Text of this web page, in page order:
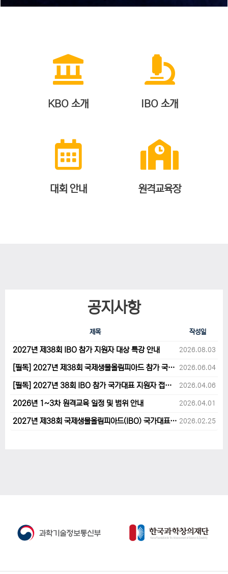
KBO 소개 IBO 소개
대회 안내 원격교육장
공지사항
제목 작성일
2027년 제38회 IBO 참가 지원자 대상 특강 안내 2026.08.03
[필독] 2027년 제38회 국제생물올림피아드 참가 국가대표 1차후보자 선발고사 범위 및 일정 안내 2026.06.04
[필독] 2027년 38회 IBO 참가 국가대표 지원자 접수 마감 및 원격교육 관련 공지사항 안내입니다. 2026.04.06
2026년 1~3차 원격교육 일정 및 범위 안내 2026.04.01
2027년 제38회 국제생물올림피아드(IBO) 국가대표 후보자 지원 안내 2026.02.25